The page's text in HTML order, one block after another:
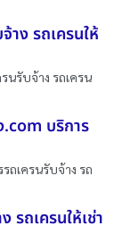
าง รถเครนให้
นรับจ้าง รถเครน
.com บริการ
ถเครนรับจ้าง รถ
รถเครนให้เช่า